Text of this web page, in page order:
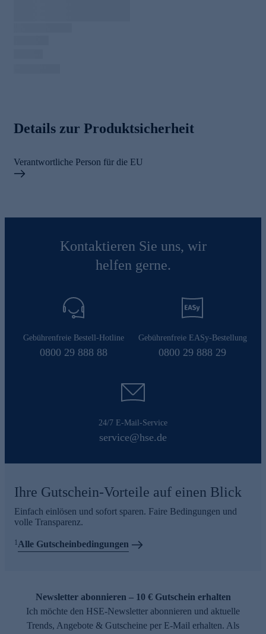
Details zur Produktsicherheit
Verantwortliche Person für die EU
Kontaktieren Sie uns, wir
helfen gerne.
Gebührenfreie Bestell-Hotline
0800 29 888 88
Gebührenfreie EASy-Bestellung
0800 29 888 29
24/7 E-Mail-Service
service@hse.de
Ihre Gutschein-Vorteile auf einen Blick
Einfach einlösen und sofort sparen. Faire Bedingungen und
volle Transparenz.
1 Alle Gutscheinbedingungen
Newsletter abonnieren – 10 € Gutschein erhalten
Ich möchte den HSE-Newsletter abonnieren und aktuelle
Trends, Angebote & Gutscheine per E-Mail erhalten. Als